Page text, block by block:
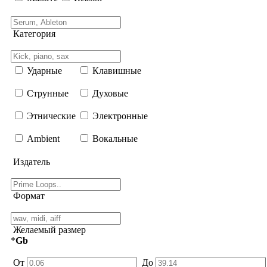
Категория
Ударные
Струнные
Этнические
Ambient
Клавишные
Духовые
Электронные
Вокальные
Издатель
Формат
Желаемый размер
*Gb
От До